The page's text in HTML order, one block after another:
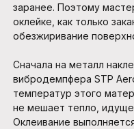
заранее. Поэтому
оклейке, как только
обезжиривание
Сначала на металл
вибродемпфера STP
температур этого
не мешает тепло,
Оклеивание